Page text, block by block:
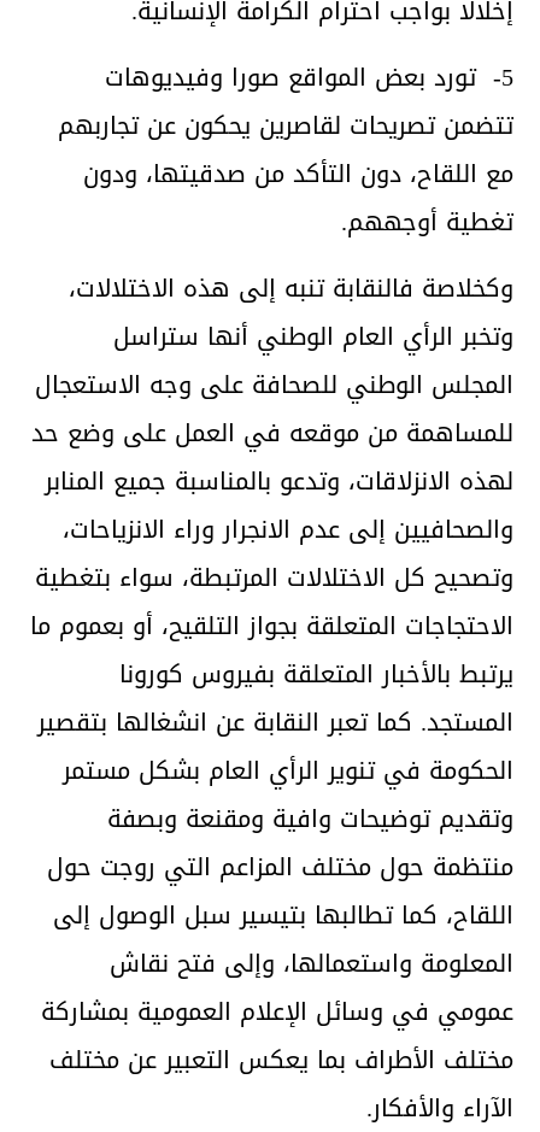
إخلالا بواجب احترام الكرامة الإنسانية.
5- تورد بعض المواقع صورا وفيديوهات
تتضمن تصريحات لقاصرين يحكون عن تجاربهم
مع اللقاح، دون التأكد من صدقيتها، ودون
تغطية أوجههم.
وكخلاصة فالنقابة تنبه إلى هذه الاختلالات،
وتخبر الرأي العام الوطني أنها ستراسل
المجلس الوطني للصحافة على وجه الاستعجال
للمساهمة من موقعه في العمل على وضع حد
لهذه الانزلاقات، وتدعو بالمناسبة جميع المنابر
والصحافيين إلى عدم الانجرار وراء الانزياحات،
وتصحيح كل الاختلالات المرتبطة، سواء بتغطية
الاحتجاجات المتعلقة بجواز التلقيح، أو بعموم ما
يرتبط بالأخبار المتعلقة بفيروس كورونا
المستجد. كما تعبر النقابة عن انشغالها بتقصير
الحكومة في تنوير الرأي العام بشكل مستمر
وتقديم توضيحات وافية ومقنعة وبصفة
منتظمة حول مختلف المزاعم التي روجت حول
اللقاح، كما تطالبها بتيسير سبل الوصول إلى
المعلومة واستعمالها، وإلى فتح نقاش
عمومي في وسائل الإعلام العمومية بمشاركة
مختلف الأطراف بما يعكس التعبير عن مختلف
الآراء والأفكار.